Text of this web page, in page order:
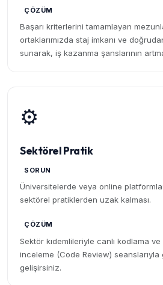
ÇÖZÜM
Başarı kriterlerini tamamlayan
ortaklarımızda staj imkanı ve
sunarak, iş kazanma şanslarının
⚙️
Sektörel Pratik
SORUN
Üniversitelerde veya online
sektörel pratiklerden uzak kalması.
ÇÖZÜM
Sektör kıdemlileriyle canlı kodlama ve
inceleme (Code Review)
gelişirsiniz.